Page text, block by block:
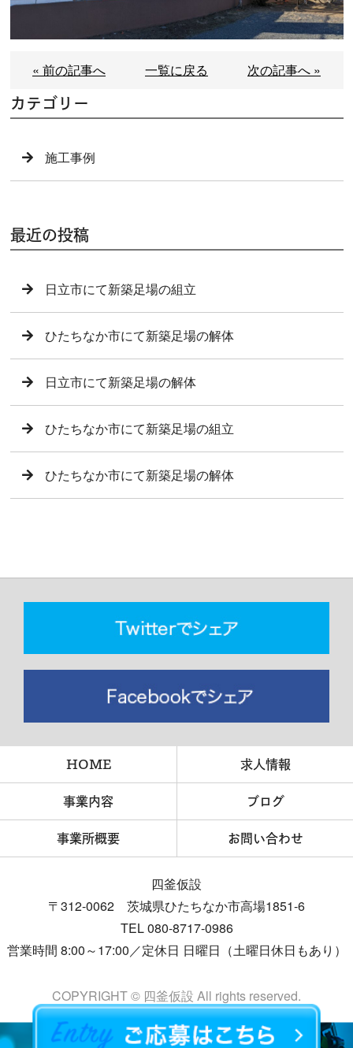
« 前の記事へ 一覧に戻る 次の記事へ »
カテゴリー
施工事例
最近の投稿
日立市にて新築足場の組立
ひたちなか市にて新築足場の解体
日立市にて新築足場の解体
ひたちなか市にて新築足場の組立
ひたちなか市にて新築足場の解体
HOME 求人情報
事業内容 ブログ
事業所概要 お問い合わせ
四釜仮設
〒312-0062 茨城県ひたちなか市高場1851-6
TEL 080-8717-0986
営業時間 8:00～17:00／定休日 日曜日（土曜日休日もあり）
COPYRIGHT © 四釜仮設 All rights reserved.